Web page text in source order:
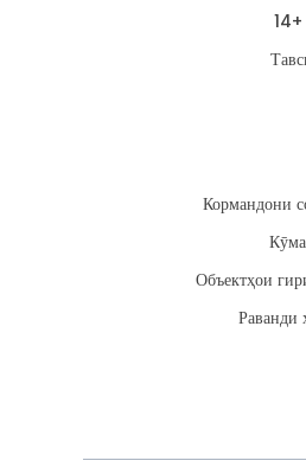
14+
Кормандони
Объектҳои
Раванди